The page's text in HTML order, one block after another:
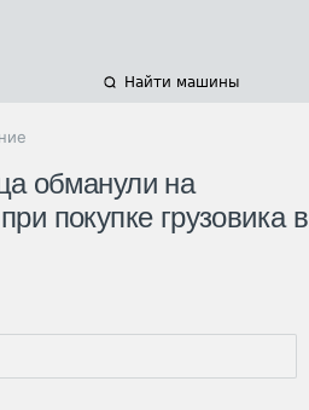
Найти машины
обманули на
покупке грузовика в